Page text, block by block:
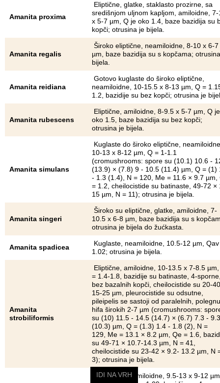
Amanita proxima
Eliptične, glatke, staklasto prozirne, sa
središnjom uljnom kapljom, amiloidne, 7-
x 5-7 µm, Q je oko 1.4, baze bazidija su
kopči; otrusina je bijela.
Amanita regalis
Široko eliptične, neamiloidne, 8-10 x 6-7
µm, baze bazidija su s kopčama;
bijela.
Amanita reidiana
Gotovo kuglaste do široko eliptične,
neamiloidne, 10-15.5 x 8-13 µm, Q =
1.2, bazidije su bez kopči; otrusina je
Amanita rubescens
Eliptične, amiloidne, 8-9.5 x 5-7 µm, Q je
oko 1.5, baze bazidija su bez kopči;
otrusina je bijela.
Amanita simulans
Kuglaste do široko eliptične,
10-13 x 8-12 µm, Q = 1-1.1
(cromushrooms: spore su (10.1) 10.6 -
(13.9) × (7.8) 9 - 10.5 (11.4) µm, Q = (1)
- 1.3 (1.4), N = 120, Me = 11.6 × 9.7 µm,
= 1.2, cheilocistide su batinaste, 49-72 ×
15 µm, N = 11); otrusina je bijela.
Amanita singeri
Široko su eliptične, glatke, amiloidne, 7-
10.5 x 6-8 µm, baze bazidija su s
otrusina je bijela do žućkasta.
Amanita spadicea
Kuglaste, neamiloidne, 10.5-12 µm,
1.02; otrusina je bijela.
Amanita
strobiliformis
Eliptične, amiloidne, 10-13.5 x 7-8.5
= 1.4-1.8, bazidije su batinaste, 4-
bez bazalnih kopči, cheilocistide su 20-
15-25 µm, pleurocistide su odsutne,
pileipelis se sastoji od paralelnih,
hifa širokih 2-7 µm (cromushrooms:
su (10) 11.5 - 14.5 (14.7) × (6.7) 7.3 - 9.3
(10.3) µm, Q = (1.3) 1.4 - 1.8 (2), N =
129, Me = 13.1 × 8.2 µm, Qe = 1.6,
su 49-71 × 10.7-14.3 µm, N = 41,
cheilocistide su 23-42 × 9.2- 13.2 µm, N
3); otrusina je bijela.
Kuglaste, neamiloidne, 9.5-13 x 9-12
IDI NA VRH